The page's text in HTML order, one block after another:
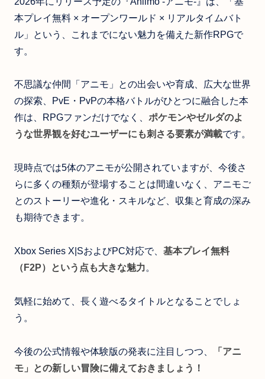
本プレイ無料 × オープンワールド × リアルタイムバト
ル」という、これまでにない魅力を備えた新作RPGで
す。
不思議な仲間「アニモ」との出会いや育成、広大な世界
の探索、PvE・PvPの本格バトルがひとつに融合した本
作は、RPGファンだけでなく、 ポケモンやゼルダのよ
うな世界観を好むユーザーにも刺さる要素が満載です。
現時点では5体のアニモが公開されていますが、今後さ
らに多くの種類が登場することは間違いなく、アニモご
とのストーリーや進化・スキルなど、収集と育成の深み
も期待できます。
Xbox Series X|SおよびPC対応で、 基本プレイ無料
（F2P）という点も大きな魅力。
気軽に始めて、長く遊べるタイトルとなることでしょ
う。
今後の公式情報や体験版の発表に注目しつつ、
「アニ
モ」との新しい冒険に備えておきましょう！